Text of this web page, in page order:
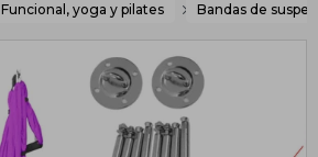
Funcional, yoga y pilates Bandas de